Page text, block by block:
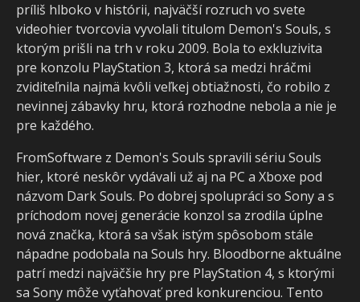
príliš hlboko v histórii, najväčší rozruch vo svete
videohier tvorcovia vyvolali titulom Demon's Souls, s
ktorým prišli na trh v roku 2009. Bola to exkluzivita
pre konzolu PlayStation 3, ktorá sa medzi hráčmi
zviditeľnila najmä kvôli veľkej obtiažnosti, čo robilo z
nevinnej zábavky hru, ktorá rozhodne nebola a nie je
pre každého.
FromSoftware z Demon's Souls spravili sériu Souls
hier, ktoré neskôr vydávali už aj na PC a Xboxe pod
názvom Dark Souls. Po dobrej spolupráci so Sony a s
príchodom novej generácie konzol sa zrodila úplne
nová značka, ktorá sa však istým spôsobom stále
nápadne podobala na Souls hry. Bloodborne aktuálne
patrí medzi najväčšie hry pre PlayStation 4, s ktorými
sa Sony môže vyťahovať pred konkurenciou. Tento